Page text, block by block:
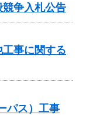
争入札公告
事に関する
パス）工事